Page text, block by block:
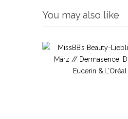
You may also like
S